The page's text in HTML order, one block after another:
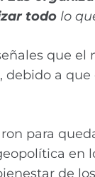
todo lo
que el
a
para
en
de